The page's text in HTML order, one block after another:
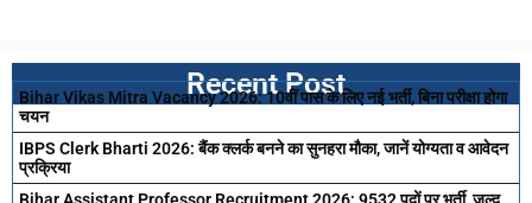
Recent Post
Bihar Vikas Mitra Vacancy 2026: 10वीं पास के लिए नई भर्ती, बिना परीक्षा होगा
चयन
IBPS Clerk Bharti 2026: बैंक क्लर्क बनने का सुनहरा मौका, जानें योग्यता व आवेदन
प्रक्रिया